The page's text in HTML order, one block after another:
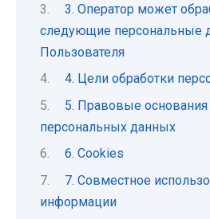
3. Оператор может
следующие персональные
Пользователя
4. Цели обработки
5. Правовые основания
персональных данных
6. Cookies
7. Совместное
информации